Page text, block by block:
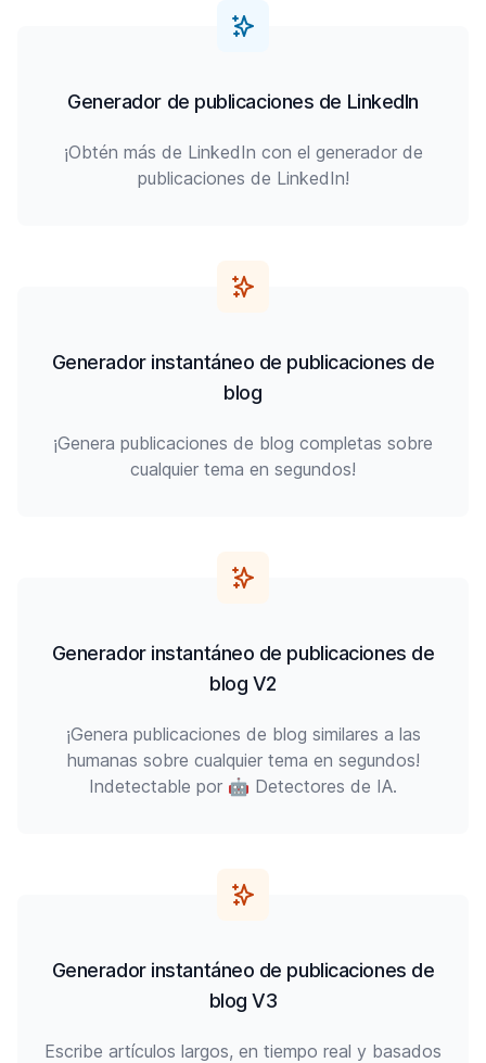
Generador de publicaciones de LinkedIn
¡Obtén más de LinkedIn con el generador de
publicaciones de LinkedIn!
Generador instantáneo de publicaciones de
blog
¡Genera publicaciones de blog completas sobre
cualquier tema en segundos!
Generador instantáneo de publicaciones de
blog V2
¡Genera publicaciones de blog similares a las
humanas sobre cualquier tema en segundos!
Indetectable por 🤖 Detectores de IA.
Generador instantáneo de publicaciones de
blog V3
Escribe artículos largos, en tiempo real y basados